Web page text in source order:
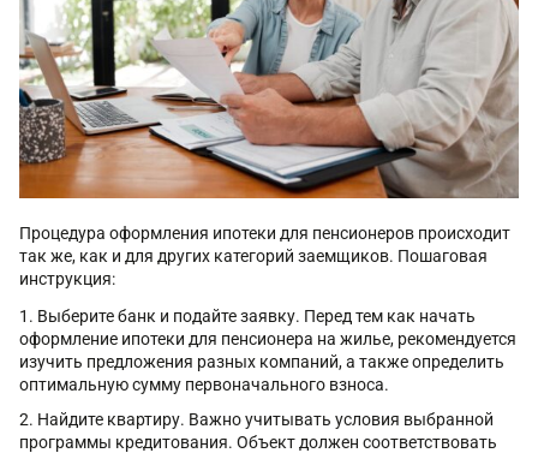
Процедура оформления ипотеки для пенсионеров происходит
так же, как и для других категорий заемщиков. Пошаговая
инструкция:
Выберите банк и подайте заявку. Перед тем как начать
оформление ипотеки для пенсионера на жилье, рекомендуется
изучить предложения разных компаний, а также определить
оптимальную сумму первоначального взноса.
Найдите квартиру. Важно учитывать условия выбранной
программы кредитования. Объект должен соответствовать